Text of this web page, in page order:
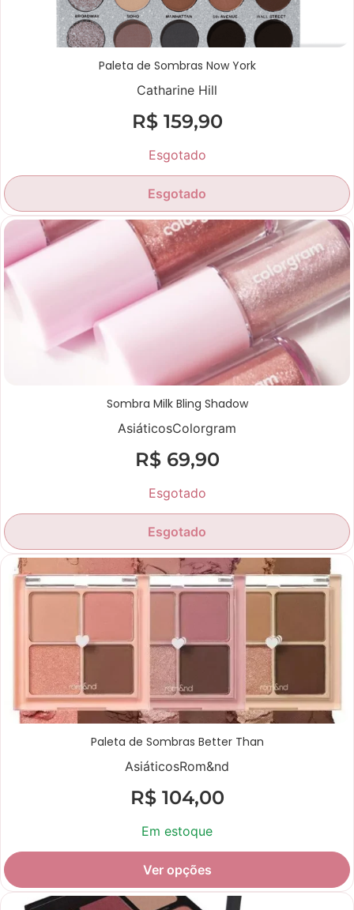
Paleta de Sombras Now York
Catharine Hill
R$159,90
Esgotado
Esgotado
Sombra Milk Bling Shadow
AsiáticosColorgram
R$69,90
Esgotado
Esgotado
Paleta de Sombras Better Than
AsiáticosRom&nd
R$104,00
Em estoque
Ver opções